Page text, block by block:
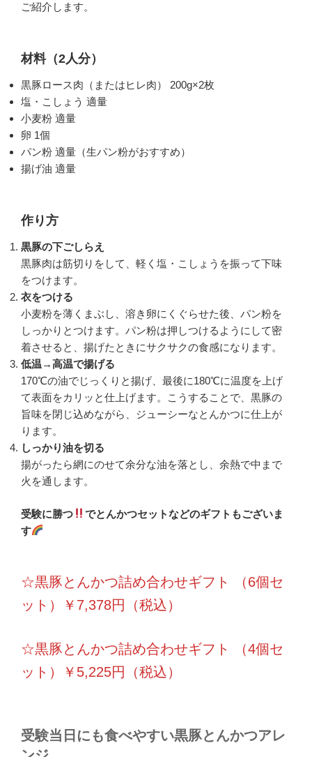
ご紹介します。
材料（2人分）
黒豚ロース肉（またはヒレ肉） 200g×2枚
塩・こしょう 適量
小麦粉 適量
卵 1個
パン粉 適量（生パン粉がおすすめ）
揚げ油 適量
作り方
黒豚の下ごしらえ
黒豚肉は筋切りをして、軽く塩・こしょうを振って下味
をつけます。
衣をつける
小麦粉を薄くまぶし、溶き卵にくぐらせた後、パン粉を
しっかりとつけます。パン粉は押しつけるようにして密
着させると、揚げたときにサクサクの食感になります。
低温→高温で揚げる
170℃の油でじっくりと揚げ、最後に180℃に温度を上げ
て表面をカリッと仕上げます。こうすることで、黒豚の
旨味を閉じ込めながら、ジューシーなとんかつに仕上が
ります。
しっかり油を切る
揚がったら網にのせて余分な油を落とし、余熱で中まで
火を通します。
受験に勝つ
でとんかつセットなどのギフトもございま
す
☆黒豚とんかつ詰め合わせギフト （6個セ
ット）￥7,378円（税込）
☆黒豚とんかつ詰め合わせギフト （4個セ
ット）￥5,225円（税込）
受験当日にも食べやすい黒豚とんかつアレ